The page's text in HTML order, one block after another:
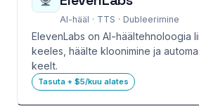
AI-hääl · TTS · Dubleerimine
ElevenLabs on AI-
keeles, häälte kloonimine ja
keelt.
Tasuta + $5/kuu alates